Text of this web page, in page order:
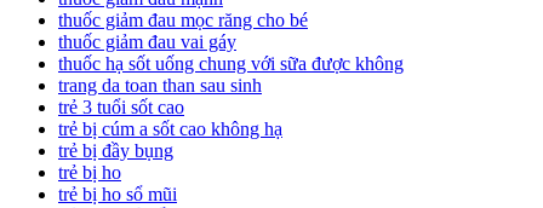
thuốc giảm đau mọc răng cho bé
thuốc giảm đau vai gáy
thuốc hạ sốt uống chung với sữa được không
trang da toan than sau sinh
trẻ 3 tuổi sốt cao
trẻ bị cúm a sốt cao không hạ
trẻ bị đầy bụng
trẻ bị ho
trẻ bị ho sổ mũi